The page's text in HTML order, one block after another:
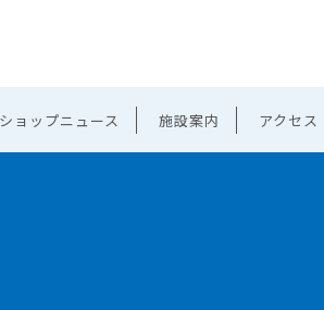
ョップニュース 施設案内 アクセス